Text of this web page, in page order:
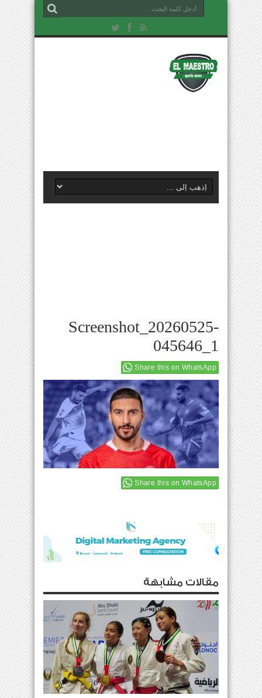
Screenshot_20260525-
045646_1
Share this on WhatsApp
Share this on WhatsApp
مقالات مشابهة